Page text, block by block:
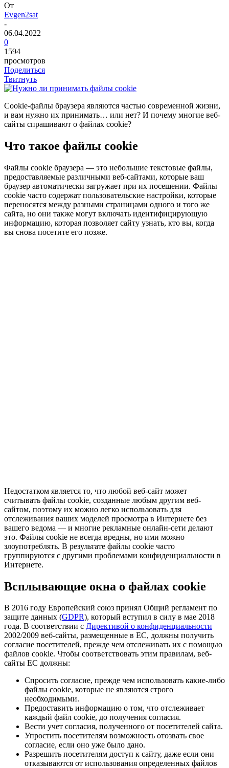
От
Evgen2sat
-
06.04.2022
0
1594
просмотров
Поделиться
Твитнуть
Cookie-файлы браузера являются частью современной жизни,
и вам нужно их принимать… или нет? И почему многие веб-
сайты спрашивают о файлах cookie?
Что такое файлы cookie
Файлы cookie браузера — это небольшие текстовые файлы,
предоставляемые различными веб-сайтами, которые ваш
браузер автоматически загружает при их посещении. Файлы
cookie часто содержат пользовательские настройки, которые
переносятся между разными страницами одного и того же
сайта, но они также могут включать идентифицирующую
информацию, которая позволяет сайту узнать, кто вы, когда
вы снова посетите его позже.
Недостатком является то, что любой веб-сайт может
считывать файлы cookie, созданные любым другим веб-
сайтом, поэтому их можно легко использовать для
отслеживания ваших моделей просмотра в Интернете без
вашего ведома — и многие рекламные онлайн-сети делают
это. Файлы cookie не всегда вредны, но ими можно
злоупотреблять. В результате файлы cookie часто
группируются с другими проблемами конфиденциальности в
Интернете.
Всплывающие окна о файлах cookie
В 2016 году Европейский союз принял Общий регламент по
защите данных (GDPR), который вступил в силу в мае 2018
года. В соответствии с Директивой о конфиденциальности
2002/2009 веб-сайты, размещенные в ЕС, должны получить
согласие посетителей, прежде чем отслеживать их с помощью
файлов cookie. Чтобы соответствовать этим правилам, веб-
сайты ЕС должны:
Спросить согласие, прежде чем использовать какие-либо
файлы cookie, которые не являются строго
необходимыми.
Предоставить информацию о том, что отслеживает
каждый файл cookie, до получения согласия.
Вести учет согласия, полученного от посетителей сайта.
Упростить посетителям возможность отозвать свое
согласие, если оно уже было дано.
Разрешить посетителям доступ к сайту, даже если они
отказываются от использования определенных файлов